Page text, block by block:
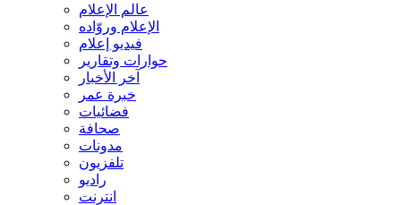
عالم الإعلام
الإعلام وروّاده
فيديو إعلام
حوارات وتقارير
آخر الأخبار
خبرة عمر
فضائيات
صحافة
مدونات
تلفزيون
راديو
انترنت